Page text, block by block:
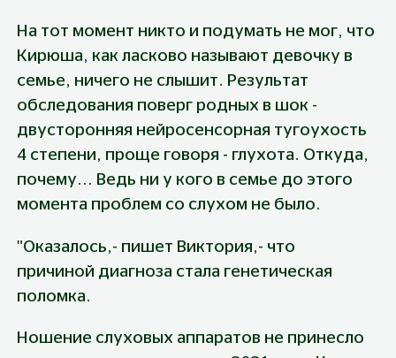
На тот момент никто и подумать не мог, что
Кирюша, как ласково называют девочку в
семье, ничего не слышит. Результат
обследования поверг родных в шок -
двусторонняя нейросенсорная тугоухость
4 степени, проще говоря - глухота. Откуда,
почему... Ведь ни у кого в семье до этого
момента проблем со слухом не было.
"Оказалось,- пишет Виктория,- что
причиной диагноза стала генетическая
поломка.
Ношение слуховых аппаратов не принесло